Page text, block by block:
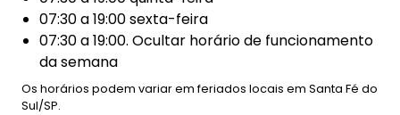
07:30 a 19:00 sexta-feira
07:30 a 19:00. Ocultar horário de funcionamento
da semana
Os horários podem variar em feriados locais em Santa Fé do
Sul/SP.